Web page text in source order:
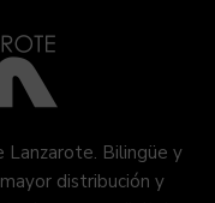
Lanzarote. Bilingüe y
distribución y